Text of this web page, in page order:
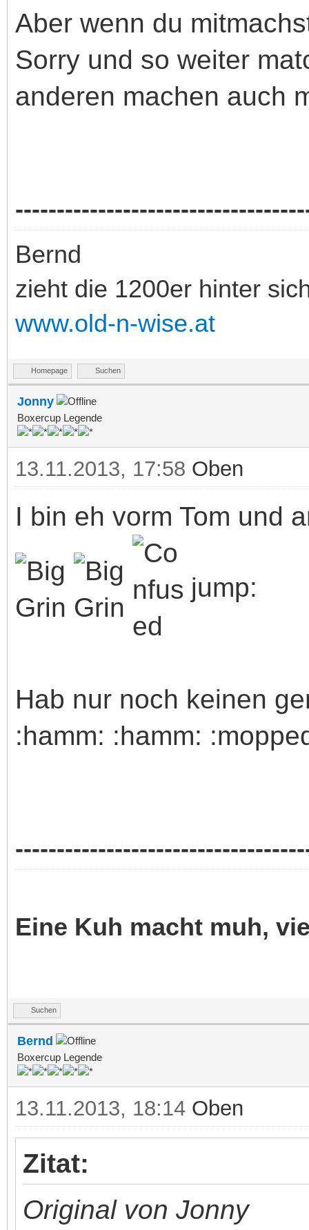
Aber wenn du
Sorry und so weiter
anderen machen auch
Bernd
zieht die 1200er hinter
www.old-n-wise.at
Homepage Suchen
Jonny
Boxercup Legende
13.11.2013, 17:58 Oben
I bin eh vorm Tom und
jump:
Hab nur noch keinen
:hamm: :hamm:
Eine Kuh macht muh,
Suchen
Bernd
Boxercup Legende
13.11.2013, 18:14 Oben
Zitat:
Original von Jonny